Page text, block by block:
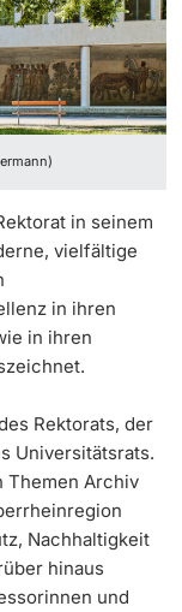
in seinem
vielfältige
in ihren
in ihren
Rektorats, der
Universitätsrats.
Themen Archiv
Nachhaltigkeit
hinaus
und